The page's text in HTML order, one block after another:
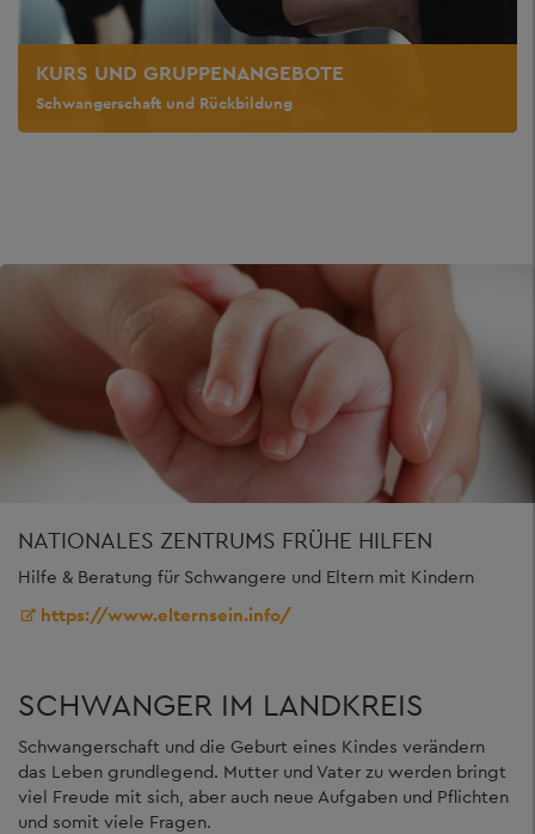
KURS UND GRUPPENANGEBOTE
Schwangerschaft und Rückbildung
NATIONALES ZENTRUMS FRÜHE HILFEN
Hilfe & Beratung für Schwangere und Eltern mit Kindern
https://www.elternsein.info/
SCHWANGER IM LANDKREIS
Schwangerschaft und die Geburt eines Kindes verändern
das Leben grundlegend. Mutter und Vater zu werden bringt
viel Freude mit sich, aber auch neue Aufgaben und Pflichten
und somit viele Fragen.